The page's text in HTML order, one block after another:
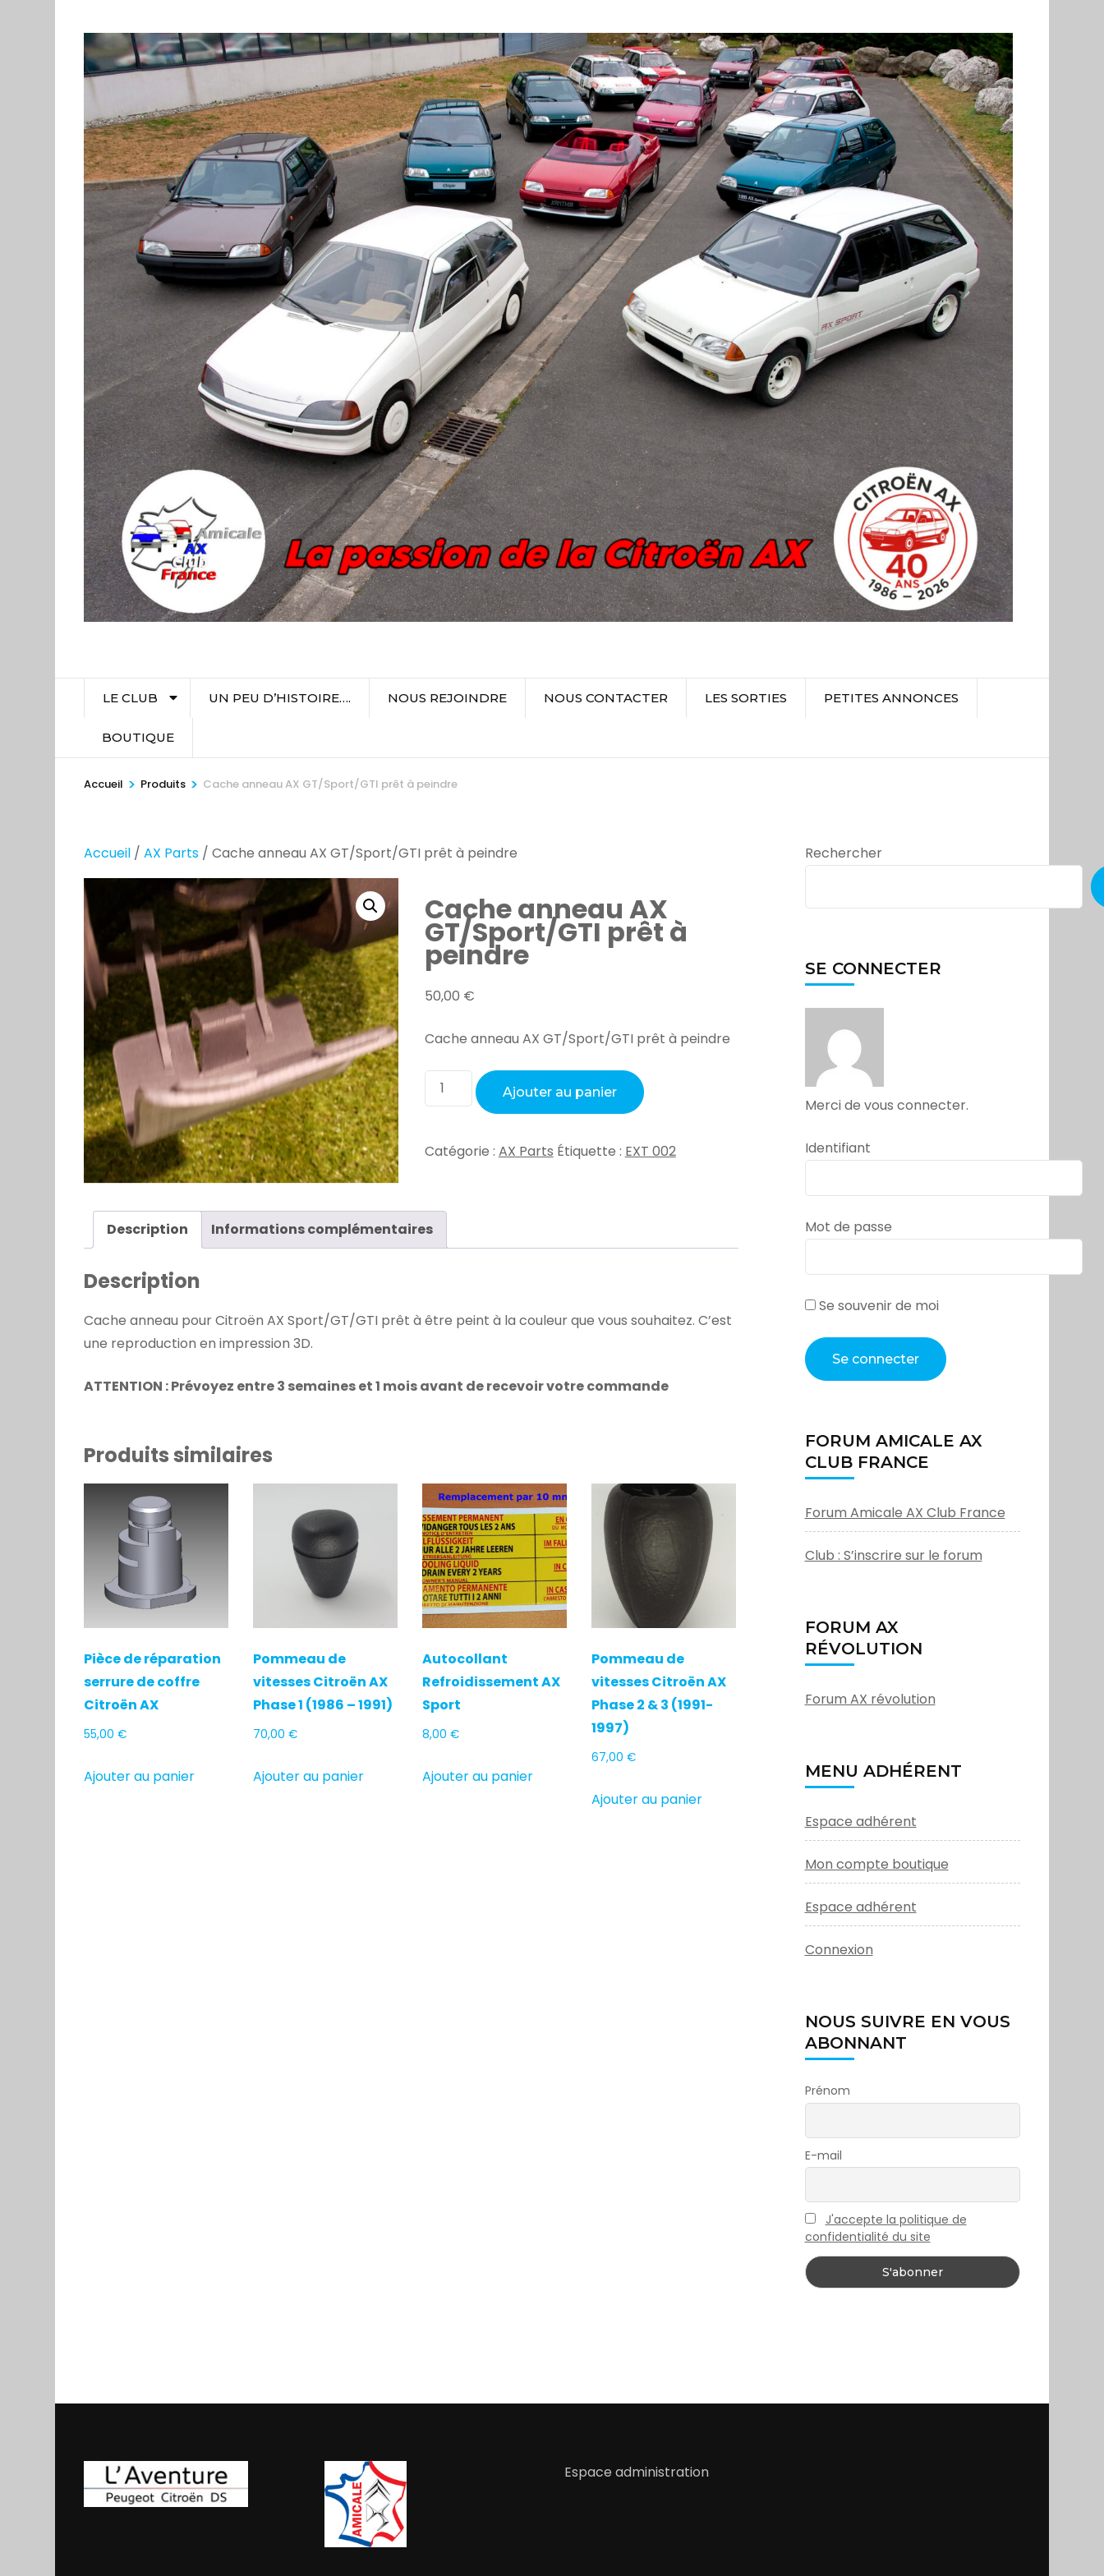
LE CLUB UN PEU D’HISTOIRE…. NOUS REJOINDRE NOUS CONTACTER LES SORTIES PETITES ANNONCES
BOUTIQUE
Accueil > Produits > Cache anneau AX GT/Sport/GTI prêt à peindre
Accueil / AX Parts / Cache anneau AX GT/Sport/GTI prêt à peindre
Cache anneau AX
GT/Sport/GTI prêt à
peindre
50,00 €
Cache anneau AX GT/Sport/GTI prêt à peindre
Ajouter au panier
Catégorie : AX Parts Étiquette : EXT 002
Description Informations complémentaires
Description
Cache anneau pour Citroën AX Sport/GT/GTI prêt à être peint à la couleur que vous souhaitez. C’est
une reproduction en impression 3D.
ATTENTION : Prévoyez entre 3 semaines et 1 mois avant de recevoir votre commande
Produits similaires
Pièce de réparation
serrure de coffre
Citroën AX
55,00 €
Ajouter au panier
Pommeau de
vitesses Citroën AX
Phase 1 (1986 – 1991)
70,00€
Ajouter au panier
Autocollant
Refroidissement AX
Sport
8,00€
Ajouter au panier
Pommeau de
vitesses Citroën AX
Phase 2 & 3 (1991-
1997)
67,00€
Ajouter au panier
Rechercher
SE CONNECTER
Merci de vous connecter.
Identifiant
Mot de passe
Se souvenir de moi
FORUM AMICALE AX
CLUB FRANCE
Forum Amicale AX Club France
Club : S’inscrire sur le forum
FORUM AX
RÉVOLUTION
Forum AX révolution
MENU ADHÉRENT
Espace adhérent
Mon compte boutique
Espace adhérent
Connexion
NOUS SUIVRE EN VOUS
ABONNANT
Prénom
E-mail
J'accepte la politique de
confidentialité du site
Espace administration